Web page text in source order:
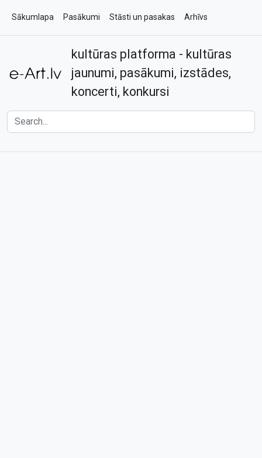
Sākumlapa Pasākumi Stāsti un pasakas Arhīvs
Kontakti
kultūras platforma - kultūras
jaunumi, pasākumi, izstādes,
koncerti, konkursi